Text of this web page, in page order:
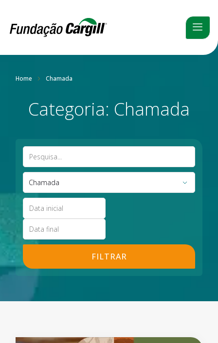
Home Chamada
Categoria: Chamada
FILTRAR